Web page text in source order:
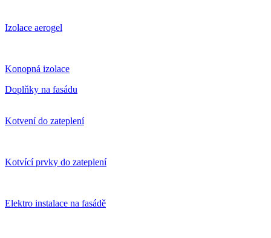
Izolace aerogel
Konopná izolace
Doplňky na fasádu
Kotvení do zateplení
Kotvící prvky do zateplení
Elektro instalace na fasádě